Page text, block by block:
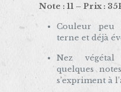
Note : 11 – Prix :
Couleur peu
terne et déjà
Nez végétal
quelques
s’expriment à